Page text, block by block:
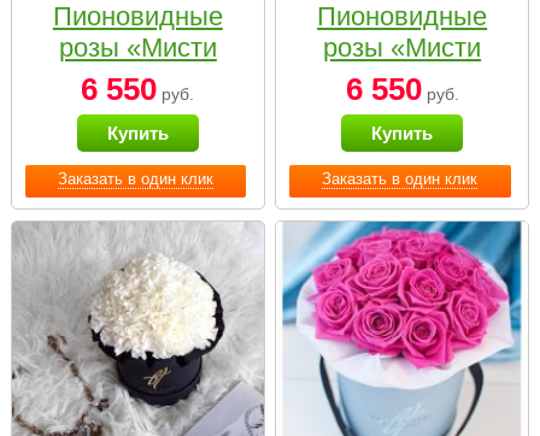
Заказать в один клик
Пионовидные
розы «Мисти
бабблс» в белой
коробке Small
6 550 руб.
Купить
Заказать в один клик
Пионовидные
розы «Мисти
бабблс» в
черной коробке
Small
6 550руб.
Купить